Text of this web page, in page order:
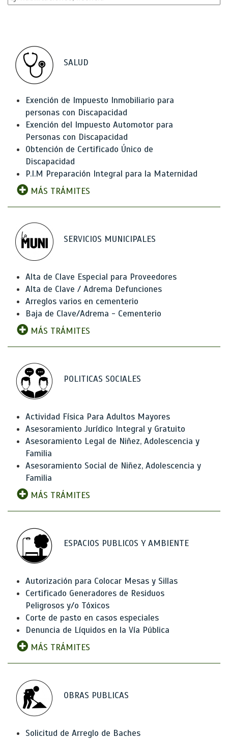
SALUD
Exención de Impuesto Inmobiliario para
personas con Discapacidad
Exención del Impuesto Automotor para
Personas con Discapacidad
Obtención de Certificado Único de
Discapacidad
P.I.M Preparación Integral para la Maternidad
MÁS TRÁMITES
SERVICIOS MUNICIPALES
Alta de Clave Especial para Proveedores
Alta de Clave / Adrema Defunciones
Arreglos varios en cementerio
Baja de Clave/Adrema - Cementerio
MÁS TRÁMITES
POLITICAS SOCIALES
Actividad Física Para Adultos Mayores
Asesoramiento Jurídico Integral y Gratuito
Asesoramiento Legal de Niñez, Adolescencia y
Familia
Asesoramiento Social de Niñez, Adolescencia y
Familia
MÁS TRÁMITES
ESPACIOS PUBLICOS Y AMBIENTE
Autorización para Colocar Mesas y Sillas
Certificado Generadores de Residuos
Peligrosos y/o Tóxicos
Corte de pasto en casos especiales
Denuncia de Líquidos en la Vía Pública
MÁS TRÁMITES
OBRAS PUBLICAS
Solicitud de Arreglo de Baches